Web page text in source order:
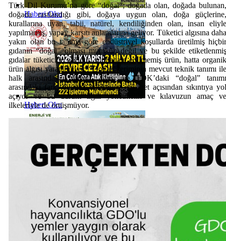
Haberi Oku
Haberi Oku
Türk Dil Kurumu’na göre “doğal”; doğada olan, doğada
doğada rastlandığı gibi, doğaya uygun olan, doğa
kurallarına uyan, tabii, natürel, kendiliğinden olan, insan
yapılmamış, yapay karşıtı anlamlarına geliyor. Tüketici algısına
yakın olan bu tanıma göre endüstriyel koşullarda üretilmiş
gıdanın “doğal” olması mümkün değil ve bu şekilde
gıdalar tüketicide sağlıklı, müdahale edilmemiş ürün, hatta
ürün algısı yaratabiliyor. “Doğal” teriminin mevcut teknik tanımı
halk arasındaki “doğal” algısı ve TDK’daki “doğal”
arasındaki fark, tüketici hakları ve rekabet açısından sıkıntıya
açıyor ve bu durum ilgili yönetmelik ve kılavuzun amaç
ilkeleriyle de örtüşmüyor.